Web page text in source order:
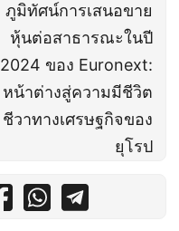
ภูมิทัศน์การเสนอขาย
หุ้นต่อสาธารณะในปี
2024 ของ Euronext:
หน้าต่างสู่ความมีชีวิต
ชีวาทางเศรษฐกิจของ
ยุโรป